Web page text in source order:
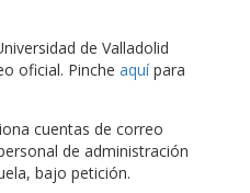
de Valladolid
oficial. Pinche aquípara
cuentas de correo
de administración
bajo petición.